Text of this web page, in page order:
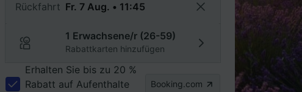
Rückfahrt
1 Erwachsene/r (26-59)
Rabattkarten hinzufügen
Erhalten Sie bis zu 20 %
Rabatt auf Aufenthalte
Booking.com